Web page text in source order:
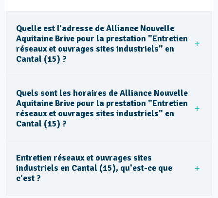
Quelle est l'adresse de Alliance Nouvelle
Aquitaine Brive pour la prestation "Entretien
réseaux et ouvrages sites industriels" en
Cantal (15) ?
Quels sont les horaires de Alliance Nouvelle
Aquitaine Brive pour la prestation "Entretien
réseaux et ouvrages sites industriels" en
Cantal (15) ?
Entretien réseaux et ouvrages sites
industriels en Cantal (15), qu'est-ce que
c'est ?